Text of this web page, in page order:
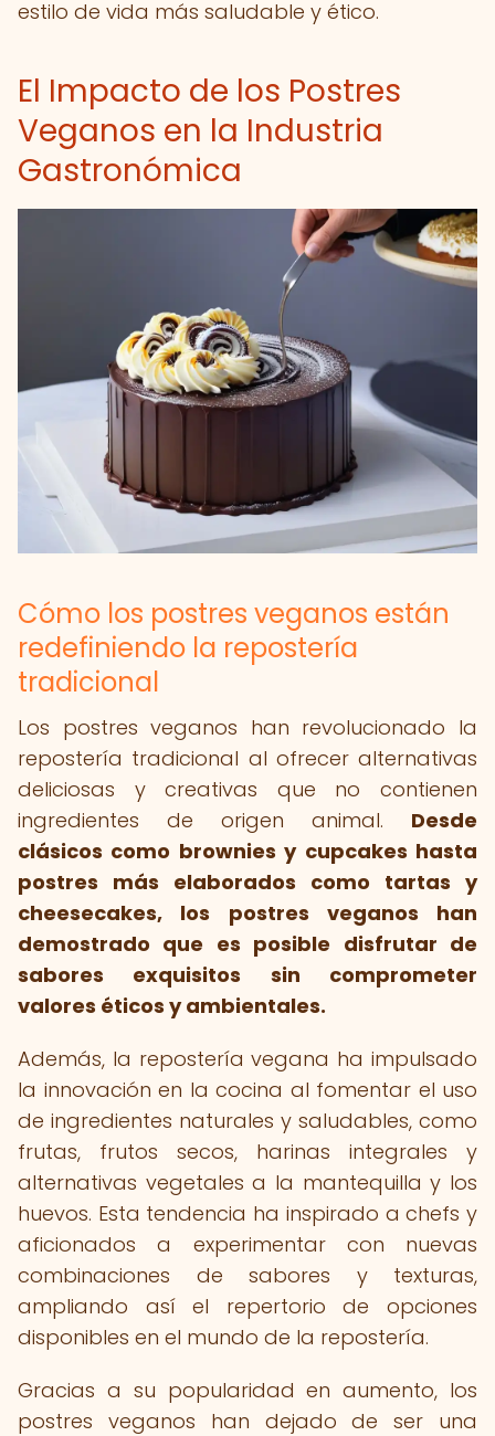
estilo de vida más saludable y ético.
El Impacto de los Postres
Veganos en la Industria
Gastronómica
Cómo los postres veganos están
redefiniendo la repostería
tradicional
Los postres veganos han revolucionado la
repostería tradicional al ofrecer alternativas
deliciosas y creativas que no contienen
ingredientes de origen animal. Desde
clásicos como brownies y cupcakes hasta
postres más elaborados como tartas y
cheesecakes, los postres veganos han
demostrado que es posible disfrutar de
sabores exquisitos sin comprometer
valores éticos y ambientales.
Además, la repostería vegana ha impulsado
la innovación en la cocina al fomentar el uso
de ingredientes naturales y saludables, como
frutas, frutos secos, harinas integrales y
alternativas vegetales a la mantequilla y los
huevos. Esta tendencia ha inspirado a chefs y
aficionados a experimentar con nuevas
combinaciones de sabores y texturas,
ampliando así el repertorio de opciones
disponibles en el mundo de la repostería.
Gracias a su popularidad en aumento, los
postres veganos han dejado de ser una